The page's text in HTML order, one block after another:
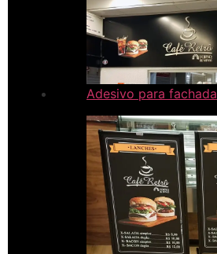
Adesivo para fachada